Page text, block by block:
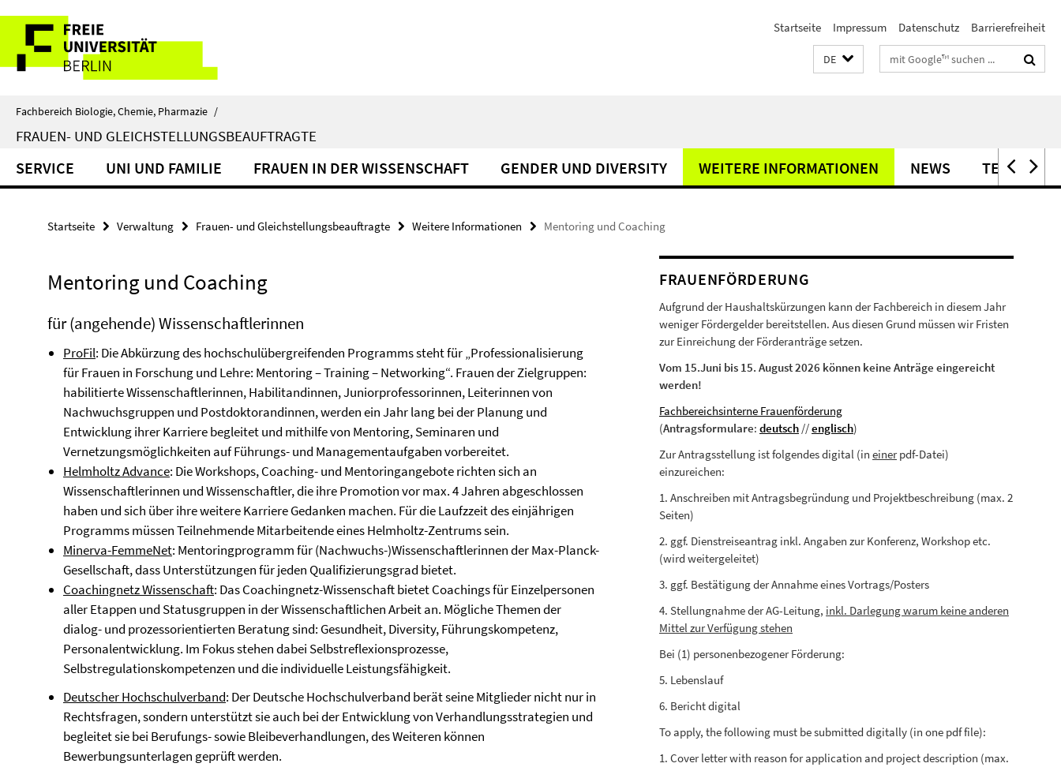
direkt
Inhalt
Service-
Navigation
Startseite Impressum Datenschutz Barrierefreiheit
DE Suchbegriffe
Fachbereich Biologie, Chemie, Pharmazie /
FRAUEN- UND GLEICHSTELLUNGSBEAUFTRAGTE
SERVICE UNI UND FAMILIE FRAUEN IN DER WISSENSCHAFT GENDER UND DIVERSITY WEITERE INFORMATIONEN NEWS TERMINE
Startseite Verwaltung Frauen- und Gleichstellungsbeauftragte Weitere Informationen Mentoring und Coaching
Mentoring und Coaching
für (angehende) Wissenschaftlerinnen
ProFil: Die Abkürzung des hochschulübergreifenden Programms steht für „Professionalisierung
für Frauen in Forschung und Lehre: Mentoring – Training – Networking“. Frauen der Zielgruppen:
habilitierte Wissenschaftlerinnen, Habilitandinnen, Juniorprofessorinnen, Leiterinnen von
Nachwuchsgruppen und Postdoktorandinnen, werden ein Jahr lang bei der Planung und
Entwicklung ihrer Karriere begleitet und mithilfe von Mentoring, Seminaren und
Vernetzungsmöglichkeiten auf Führungs- und Managementaufgaben vorbereitet.
Helmholtz Advance: Die Workshops, Coaching- und Mentoringangebote richten sich an
Wissenschaftlerinnen und Wissenschaftler, die ihre Promotion vor max. 4 Jahren abgeschlossen
haben und sich über ihre weitere Karriere Gedanken machen. Für die Laufzzeit des einjährigen
Programms müssen Teilnehmende Mitarbeitende eines Helmholtz-Zentrums sein.
Minerva-FemmeNet: Mentoringprogramm für (Nachwuchs-)Wissenschaftlerinnen der Max-Planck-
Gesellschaft, dass Unterstützungen für jeden Qualifizierungsgrad bietet.
Coachingnetz Wissenschaft: Das Coachingnetz-Wissenschaft bietet Coachings für Einzelpersonen
aller Etappen und Statusgruppen in der Wissenschaftlichen Arbeit an. Mögliche Themen der
dialog- und prozessorientierten Beratung sind: Gesundheit, Diversity, Führungskompetenz,
Personalentwicklung. Im Fokus stehen dabei Selbstreflexionsprozesse,
Selbstregulationskompetenzen und die individuelle Leistungsfähigkeit.
Deutscher Hochschulverband: Der Deutsche Hochschulverband berät seine Mitglieder nicht nur in
Rechtsfragen, sondern unterstützt sie auch bei der Entwicklung von Verhandlungsstrategien und
begleitet sie bei Berufungs- sowie Bleibeverhandlungen, des Weiteren können
Bewerbungsunterlagen geprüft werden.
FRAUENFÖRDERUNG
Aufgrund der Haushaltskürzungen kann der Fachbereich in diesem Jahr
weniger Fördergelder bereitstellen. Aus diesen Grund müssen wir Fristen
zur Einreichung der Förderanträge setzen.
Vom 15.Juni bis 15. August 2026 können keine Anträge eingereicht
werden!
Fachbereichsinterne Frauenförderung
(Antragsformulare:deutsch //englisch)
Zur Antragsstellung ist folgendes digital (ineinerpdf-Datei)
einzureichen:
1. Anschreiben mit Antragsbegründung und Projektbeschreibung (max. 2
Seiten)
2. ggf. Dienstreiseantrag inkl. Angaben zur Konferenz, Workshop etc.
(wird weitergeleitet)
3. ggf. Bestätigung der Annahme eines Vortrags/Posters
4. Stellungnahme der AG-Leitung, inkl. Darlegung warum keine anderen
Mittel zur Verfügung stehen
Bei (1) personenbezogener Förderung:
5. Lebenslauf
6. Bericht digital
To apply, the following must be submitted digitally (in one pdf file):
1. Cover letter with reason for application and project description (max.